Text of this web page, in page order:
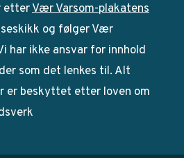
etterVær Varsom-plakatens
og følger Vær
har ikke ansvar for innhold
som det lenkes til. Alt
er beskyttet etter loven om